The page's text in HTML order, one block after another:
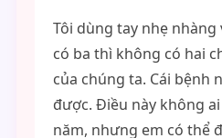
Tôi dùng tay nhẹ
có ba thì không có hai
của chúng ta. Cái bệnh
được. Điều này không
năm, nhưng em có thể